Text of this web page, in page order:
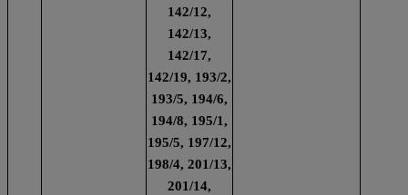
142/12,
142/13,
142/17,
142/19, 193/2,
193/5, 194/6,
194/8, 195/1,
195/5, 197/12,
198/4, 201/13,
201/14,